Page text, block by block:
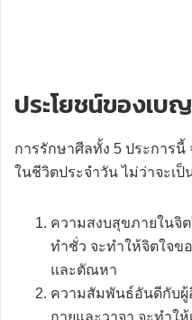
ประโยชน์ของเบ
การรักษาศีลทั้ง 5 ประการ
ในชีวิตประจำวัน ไม่ว่าจะเป็
ความสงบสุขภายในจิต
ทำชั่ว จะทำให้จิตใจข
และตัณหา
ความสัมพันธ์อันดีกับผู้